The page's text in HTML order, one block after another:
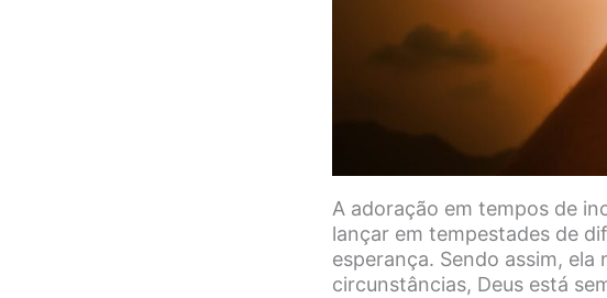
A adoração em tempos de
lançar em tempestades de
esperança. Sendo assim,
circunstâncias, Deus está